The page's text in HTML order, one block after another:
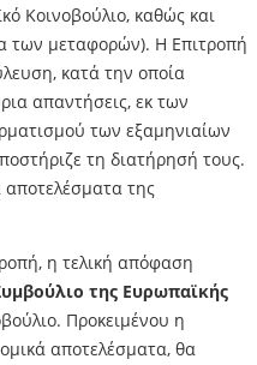
Κοινοβούλιο, καθώς και
των μεταφορών). Η Επιτροπή
κατά την οποία
απαντήσεις, εκ των
των εξαμηνιαίων
τη διατήρησή τους.
αποτελέσματα της
η τελική απόφαση
της Ευρωπαϊκής
Προκειμένου η
αποτελέσματα, θα